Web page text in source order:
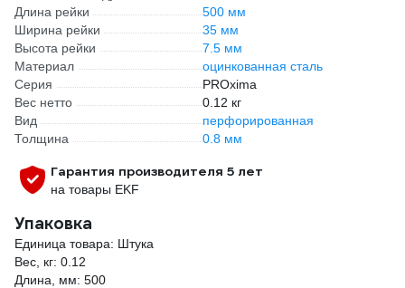
Длина рейки
500 мм
Ширина рейки
35 мм
Высота рейки
7.5 мм
Материал
оцинкованная сталь
Серия
PROxima
Вес нетто
0.12 кг
Вид
перфорированная
Толщина
0.8 мм
Гарантия производителя 5 лет
на товары EKF
Упаковка
Единица товара: Штука
Вес, кг: 0.12
Длина, мм: 500